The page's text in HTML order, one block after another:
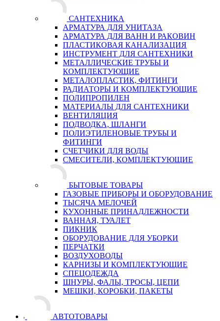
САНТЕХНИКА
АРМАТУРА ДЛЯ УНИТАЗА
АРМАТУРА ДЛЯ ВАНН И РАКОВИН
ПЛАСТИКОВАЯ КАНАЛИЗАЦИЯ
ИНСТРУМЕНТ ДЛЯ САНТЕХНИКИ
МЕТАЛЛИЧЕСКИЕ ТРУБЫ И
КОМПЛЕКТУЮЩИЕ
МЕТАЛОПЛАСТИК, ФИТИНГИ
РАДИАТОРЫ И КОМПЛЕКТУЮЩИЕ
ПОЛИПРОПИЛЕН
МАТЕРИАЛЫ ДЛЯ САНТЕХНИКИ
ВЕНТИЛЯЦИЯ
ПОДВОДКА, ШЛАНГИ
ПОЛИЭТИЛЕНОВЫЕ ТРУБЫ И
ФИТИНГИ
СЧЕТЧИКИ ДЛЯ ВОДЫ
СМЕСИТЕЛИ, КОМПЛЕКТУЮЩИЕ
БЫТОВЫЕ ТОВАРЫ
ГАЗОВЫЕ ПРИБОРЫ И ОБОРУДОВАНИЕ
ТЫСЯЧА МЕЛОЧЕЙ
КУХОННЫЕ ПРИНАДЛЕЖНОСТИ
ВАННАЯ, ТУАЛЕТ
ПИКНИК
ОБОРУДОВАНИЕ ДЛЯ УБОРКИ
ПЕРЧАТКИ
ВОЗДУХОВОДЫ
КАРНИЗЫ И КОМПЛЕКТУЮЩИЕ
СПЕЦОДЕЖДА
ШНУРЫ, ФАЛЫ, ТРОСЫ, ЦЕПИ
МЕШКИ, КОРОБКИ, ПАКЕТЫ
АВТОТОВАРЫ